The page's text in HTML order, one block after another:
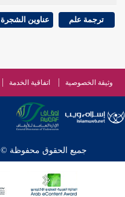
ترجمة علم عناوين الشجرة
وثيقة الخصوصية اتفاقية الخدمة
جميع الحقوق محفوظة © 2026 - 1998 لشبكة إسلام ويب